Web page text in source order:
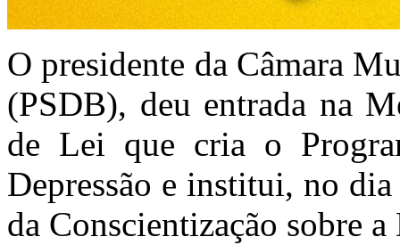
O presidente da Câmara
(PSDB), deu entrada na
de Lei que cria o
Depressão e institui, no
da Conscientização sobre a